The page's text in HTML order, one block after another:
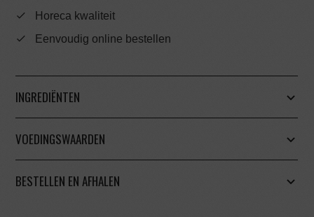
Horeca kwaliteit
Eenvoudig online bestellen
INGREDIËNTEN
VOEDINGSWAARDEN
BESTELLEN EN AFHALEN